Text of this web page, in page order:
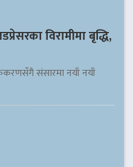
विरामीमा बृद्धि,
संसारमा नयाँ नयाँ